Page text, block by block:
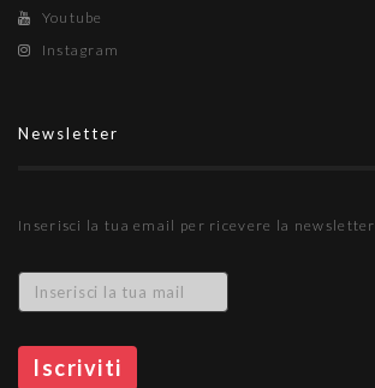
Youtube
Instagram
Newsletter
Inserisci la tua email per ricevere la newsletter